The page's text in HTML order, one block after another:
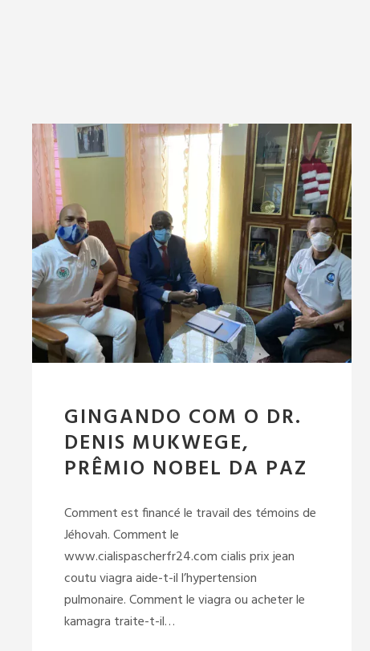
GINGANDO COM O DR.
DENIS MUKWEGE,
PRÊMIO NOBEL DA PAZ
Comment est financé le travail des témoins de
Jéhovah. Comment le
www.cialispascherfr24.com cialis prix jean
coutu viagra aide-t-il l’hypertension
pulmonaire. Comment le viagra ou acheter le
kamagra traite-t-il…